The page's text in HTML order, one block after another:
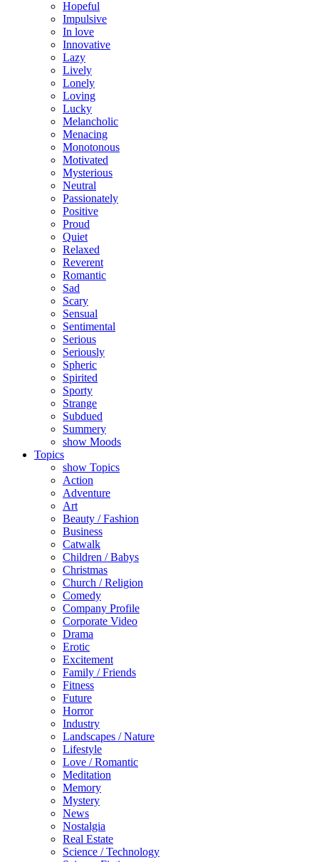
Hopeful
Impulsive
In love
Innovative
Lazy
Lively
Lonely
Loving
Lucky
Melancholic
Menacing
Monotonous
Motivated
Mysterious
Neutral
Passionately
Positive
Proud
Quiet
Relaxed
Reverent
Romantic
Sad
Scary
Sensual
Sentimental
Serious
Seriously
Spheric
Spirited
Sporty
Strange
Subdued
Summery
show Moods
Topics
show Topics
Action
Adventure
Art
Beauty / Fashion
Business
Catwalk
Children / Babys
Christmas
Church / Religion
Comedy
Company Profile
Corporate Video
Drama
Erotic
Excitement
Family / Friends
Fitness
Future
Horror
Industry
Landscapes / Nature
Lifestyle
Love / Romantic
Meditation
Memory
Mystery
News
Nostalgia
Real Estate
Science / Technology